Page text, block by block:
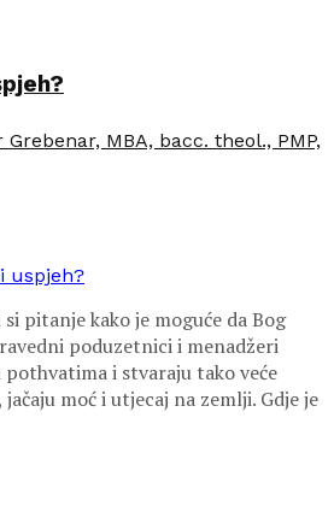
MBA, bacc. theol., PMP,
pitanje kako je moguće da Bog
poduzetnici i menadžeri
i stvaraju tako veće
moć i utjecaj na zemlji. Gdje je